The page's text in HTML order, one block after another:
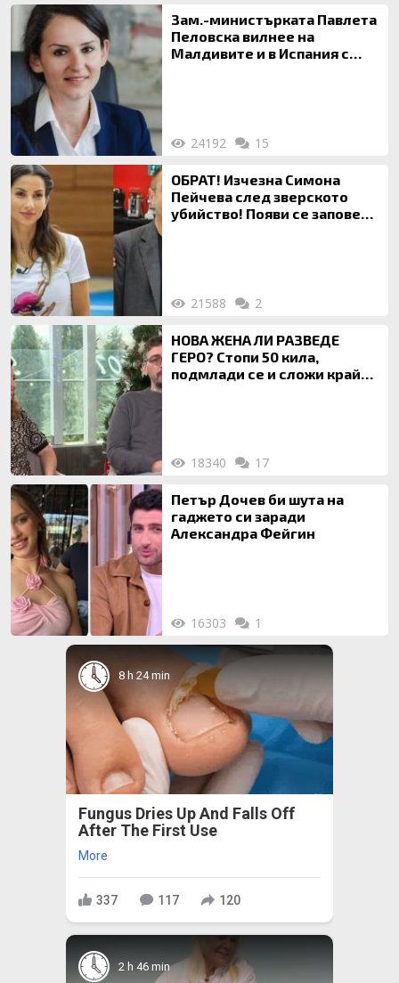
Зам.-министърката Павлета
Пеловска вилнее на
Малдивите и в Испания с
24192 15
ОБРАТ! Изчезна Симона
Пейчева след зверското
убийство! Появи се заповед
21588 2
НОВА ЖЕНА ЛИ РАЗВЕДЕ
ГЕРО? Стопи 50 кила,
подмлади се и сложи край
18340 17
Петър Дочев би шута на
гаджето си заради
Александра Фейгин
16303 1
8 h 24 min
Fungus Dries Up And Falls Off
After The First Use
More
337 117 120
2 h 46 min